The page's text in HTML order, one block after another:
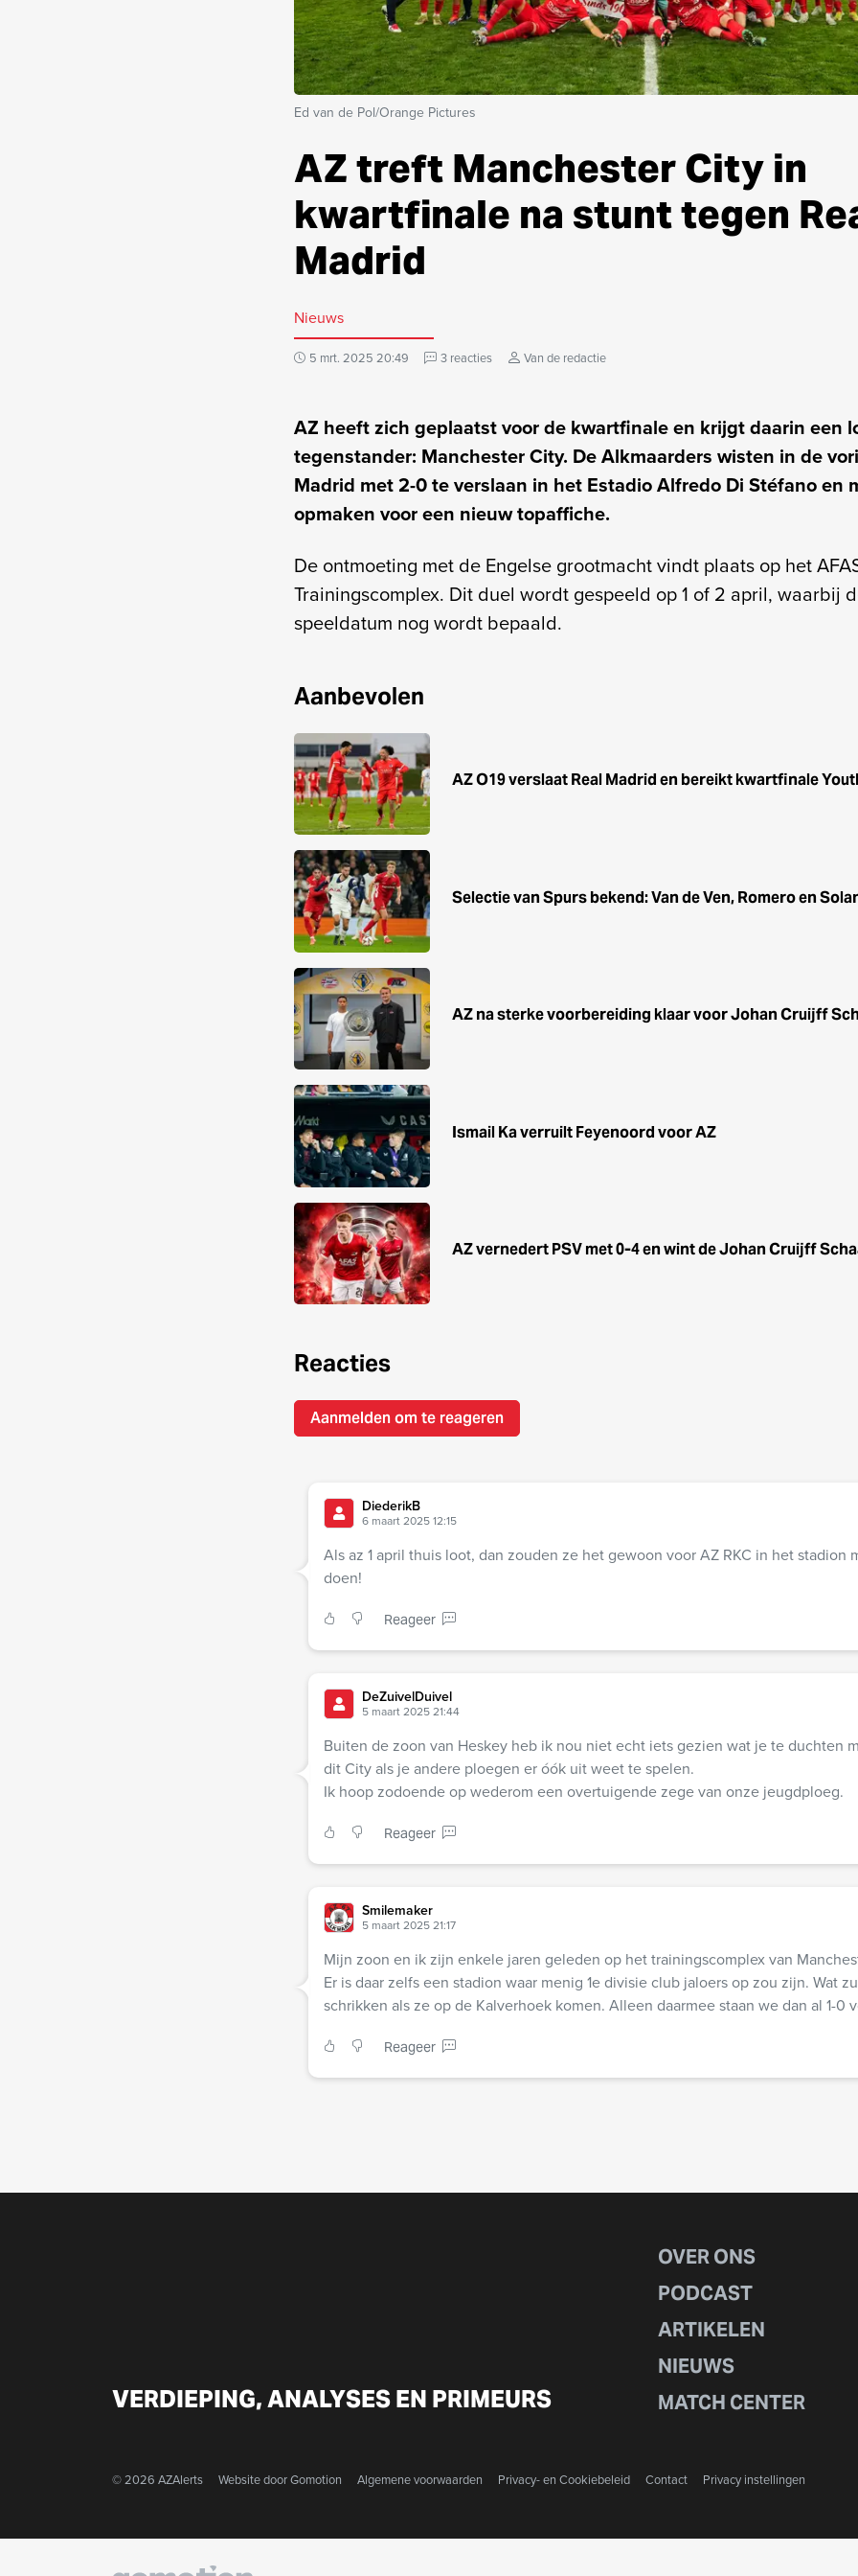
Ed van de Pol/Orange Pictures
AZ treft Manchester City in
kwartfinale na stunt tegen
Madrid
Nieuws
5 mrt. 2025 20:49 3 reacties Van de redactie
AZ heeft zich geplaatst voor de kwartfinale en krijgt daarin een
tegenstander: Manchester City. De Alkmaarders wisten in de
Madrid met 2-0 te verslaan in het Estadio Alfredo Di Stéfano en
opmaken voor een nieuw topaffiche.
De ontmoeting met de Engelse grootmacht vindt plaats op het
Trainingscomplex. Dit duel wordt gespeeld op 1 of 2 april, waarbij
speeldatum nog wordt bepaald.
Aanbevolen
AZ O19 verslaat Real Madrid en bereikt kwartfinale
Selectie van Spurs bekend: Van de Ven, Romero en
AZ na sterke voorbereiding klaar voor Johan Cruijff
Ismail Ka verruilt Feyenoord voor AZ
AZ vernedert PSV met 0-4 en wint de Johan Cruijff
Reacties
Aanmelden om te reageren
DiederikB
6 maart 2025 12:15
Als az 1 april thuis loot, dan zouden ze het gewoon voor AZ RKC in het stadion
doen!
Reageer
DeZuivelDuivel
5 maart 2025 21:44
Buiten de zoon van Heskey heb ik nou niet echt iets gezien wat je te duchten
dit City als je andere ploegen er óók uit weet te spelen.
Ik hoop zodoende op wederom een overtuigende zege van onze jeugdploeg.
Reageer
Smilemaker
5 maart 2025 21:17
Mijn zoon en ik zijn enkele jaren geleden op het trainingscomplex van
Er is daar zelfs een stadion waar menig 1e divisie club jaloers op zou zijn. Wat
schrikken als ze op de Kalverhoek komen. Alleen daarmee staan we dan al 1-0
Reageer
VERDIEPING, ANALYSES EN PRIMEURS
OVER ONS
PODCAST
ARTIKELEN
NIEUWS
MATCH CENTER
© 2026 AZAlerts Website doorGomotion Algemene voorwaarden Privacy- en Cookiebeleid Contact Privacy instellingen